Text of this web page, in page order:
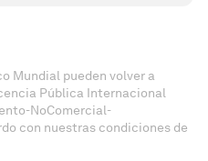
Mundial pueden volver a
Pública Internacional
NoComercial-
con nuestras condiciones de